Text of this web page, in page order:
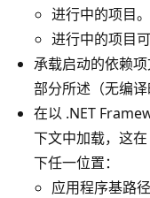
进行中的项目。
进行中的项目
承载启动的依赖
部分所述（无编译
在以 .NET
下文中加载，这
下任一位置：
应用程序基路